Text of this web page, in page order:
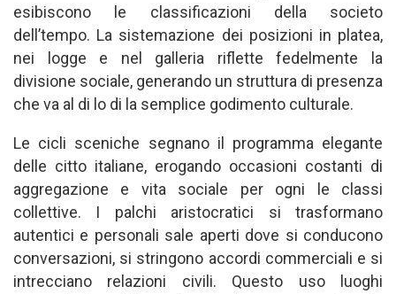
esibiscono le classificazioni della societo
dell’tempo. La sistemazione dei posizioni in platea,
nei logge e nel galleria riflette fedelmente la
divisione sociale, generando un struttura di presenza
che va al di lo di la semplice godimento culturale.
Le cicli sceniche segnano il programma elegante
delle citto italiane, erogando occasioni costanti di
aggregazione e vita sociale per ogni le classi
collettive. I palchi aristocratici si trasformano
autentici e personali sale aperti dove si conducono
conversazioni, si stringono accordi commerciali e si
intrecciano relazioni civili. Questo uso luoghi